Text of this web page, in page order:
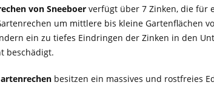
von Sneeboer verfügt über 7 Zinken, die für
um mittlere bis kleine Gartenflächen
ein zu tiefes Eindringen der Zinken in den
beschädigt.
besitzen ein massives und rostfreies